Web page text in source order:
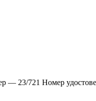
— 23/721 Номер